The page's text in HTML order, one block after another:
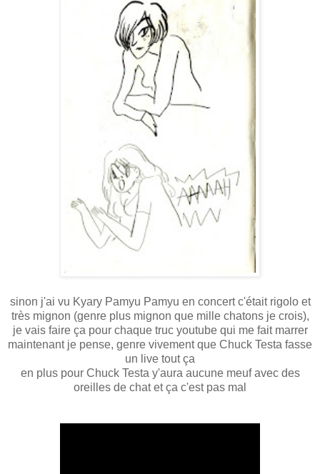
sinon j'ai vu Kyary Pamyu Pamyu en concert c'était rigolo et
très mignon (genre plus mignon que mille chatons je crois),
je vais faire ça pour chaque truc youtube qui me fait marrer
maintenant je pense, genre vivement que Chuck Testa fasse
un live tout ça
en plus pour Chuck Testa y'aura aucune meuf avec des
oreilles de chat et ça c'est pas mal